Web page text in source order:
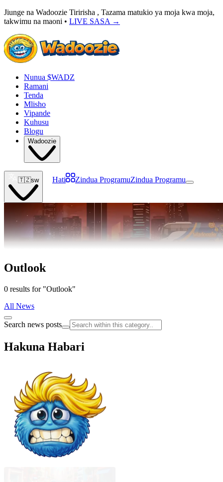
Jiunge na Wadoozie Tiririsha , Tazama matukio ya moja kwa moja,
takwimu na maoni • LIVE SASA →
Nunua $WADZ
Ramani
Tenda
Mlisho
Vipande
Kuhusu
Blogu
Wadoozie
🇹🇿sw Hati Zindua ProgramuZindua Programu
Outlook
0 results for "Outlook"
All News
Search news posts
Hakuna Habari